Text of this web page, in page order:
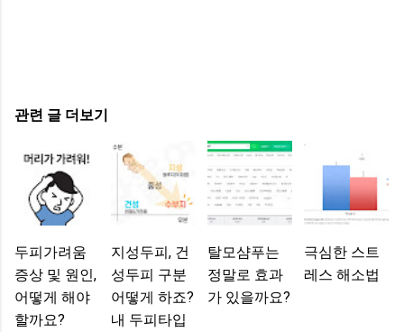
관련 글 더보기
두피가려움
증상 및 원인,
어떻게 해야
할까요?
지성두피, 건
성두피 구분
어떻게 하죠?
내 두피타입
탈모샴푸는
정말로 효과
가 있을까요?
극심한 스트
레스 해소법